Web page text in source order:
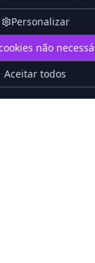
e Como
Personalizar
não
Aceitar todos